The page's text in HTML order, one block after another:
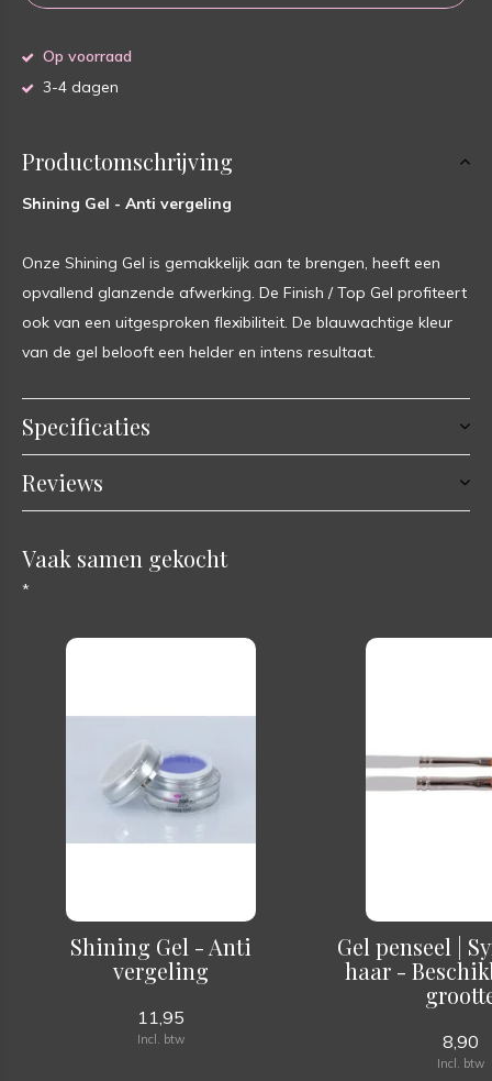
Op voorraad
3-4 dagen
Productomschrijving
Shining Gel - Anti vergeling
Onze Shining Gel is gemakkelijk aan te brengen, heeft een
opvallend glanzende afwerking. De Finish / Top Gel profiteert
ook van een uitgesproken flexibiliteit. De blauwachtige kleur
van de gel belooft een helder en intens resultaat.
Specificaties
Reviews
Vaak samen gekocht
*
Shining Gel - Anti
vergeling
11,95
Incl. btw
Gel penseel |
haar -
8,90
Incl. btw